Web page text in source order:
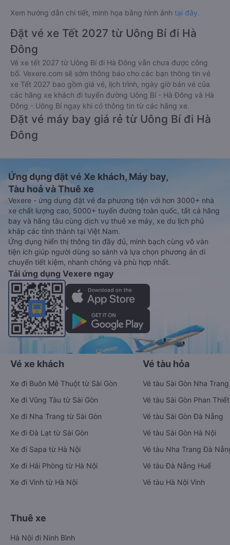
Xem hướng dẫn chi tiết, minh họa bằng hình ảnh tại đây.
Đặt vé xe Tết 2027 từ Uông Bí đi Hà
Đông
Vé xe tết 2027 từ Uông Bí đi Hà Đông vẫn chưa được công
bố. Vexere.com sẽ sớm thông báo cho các bạn thông tin vé
xe Tết 2027 bao gồm giá vé, lịch trình, ngày giờ bán vé của
các hãng xe khách đi tuyến đường Uông Bí - Hà Đông và Hà
Đông - Uông Bí ngay khi có thông tin từ các hãng xe.
Đặt vé máy bay giá rẻ từ Uông Bí đi Hà
Đông
Ứng dụng đặt vé Xe khách, Máy bay,
Tàu hoả và Thuê xe
Vexere - ứng dụng đặt vé đa phương tiện với hơn 3000+ nhà
xe chất lượng cao, 5000+ tuyến đường toàn quốc, tất cả hãng
bay và hãng tàu cùng dịch vụ thuê xe máy, xe du lịch phủ
khắp các tỉnh thành tại Việt Nam.
Ứng dụng hiển thị thông tin đầy đủ, minh bạch cùng vô vàn
tiện ích giúp người dùng so sánh và lựa chọn phương án di
chuyển tiết kiệm, nhanh chóng và phù hợp nhất.
Tải ứng dụng Vexere ngay
Vé xe khách
Xe đi Buôn Mê Thuột từ Sài Gòn
Xe đi Vũng Tàu từ Sài Gòn
Xe đi Nha Trang từ Sài Gòn
Xe đi Đà Lạt từ Sài Gòn
Xe đi Sapa từ Hà Nội
Xe đi Hải Phòng từ Hà Nội
Xe đi Vinh từ Hà Nội
Vé tàu hỏa
Vé tàu Sài Gòn Nha Trang
Vé tàu Sài Gòn Phan Thiết
Vé tàu Sài Gòn Đà Nẵng
Vé tàu Sài Gòn Hà Nội
Vé tàu Nha Trang Đà
Vé tàu Đà Nẵng Huế
Vé tàu Hà Nội Vinh
Thuê xe
Hà Nội đi Ninh Bình